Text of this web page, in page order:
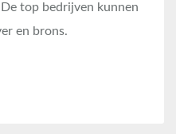
top bedrijven kunnen
en brons.